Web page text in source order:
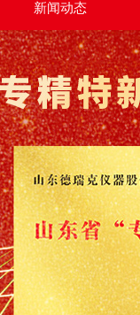
新闻动态